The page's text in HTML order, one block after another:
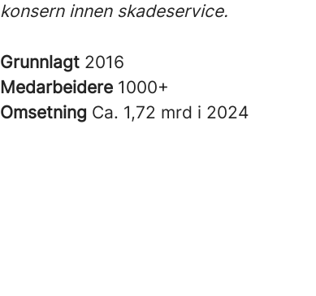
konsern innen skadeservice.
Grunnlagt 2016
Medarbeidere 1000+
Omsetning Ca. 1,72 mrd i 2024